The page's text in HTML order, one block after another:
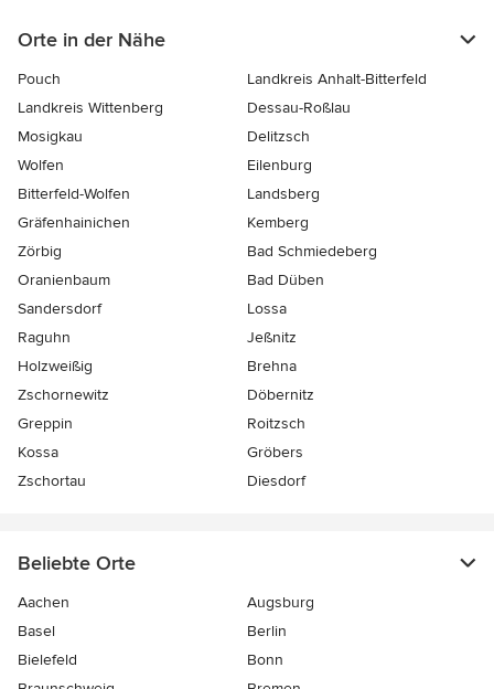
Orte in der Nähe
Pouch
Landkreis Anhalt-Bitterfeld
Landkreis Wittenberg
Dessau-Roßlau
Mosigkau
Delitzsch
Wolfen
Eilenburg
Bitterfeld-Wolfen
Landsberg
Gräfenhainichen
Kemberg
Zörbig
Bad Schmiedeberg
Oranienbaum
Bad Düben
Sandersdorf
Lossa
Raguhn
Jeßnitz
Holzweißig
Brehna
Zschornewitz
Döbernitz
Greppin
Roitzsch
Kossa
Gröbers
Zschortau
Diesdorf
Beliebte Orte
Aachen
Augsburg
Basel
Berlin
Bielefeld
Bonn